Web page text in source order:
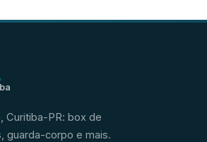
Curitiba-PR: box de
guarda-corpo e mais.